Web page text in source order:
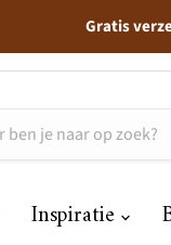
Gratis
Inspiratie